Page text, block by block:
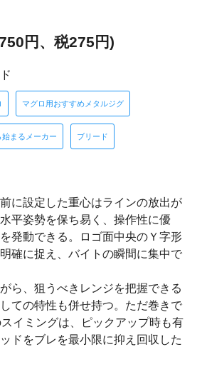
円、税275円)
マグロ用おすすめメタルジグ
始まるメーカー ブリード
に設定した重心はラインの放出が
平姿勢を保ち易く、操作性に優
発動できる。ロゴ面中央のＹ字形
確に捉え、バイトの瞬間に集中で
ら、狙うべきレンジを把握できる
ての特性も併せ持つ。ただ巻きで
イミングは、ピックアップ時も有
ドをブレを最小限に抑え回収した